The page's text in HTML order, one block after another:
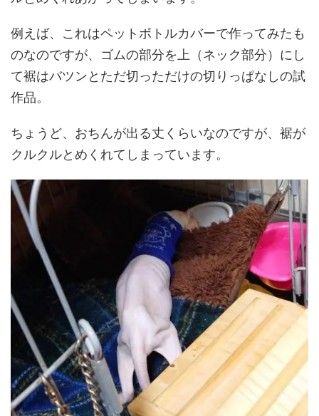
例えば、これはペットボトルカバーで作ってみたも
のなのですが、ゴムの部分を上（ネック部分）にし
て裾はバツンとただ切っただけの切りっぱなしの試
作品。
ちょうど、おちんが出る丈くらいなのですが、裾が
クルクルとめくれてしまっています。